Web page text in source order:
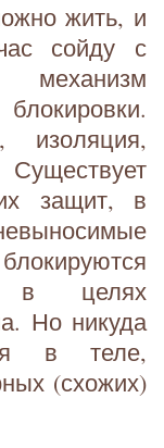
жить, и
сойду с
изоляция,
защит, в
в целях
Но никуда
в теле,
(схожих)